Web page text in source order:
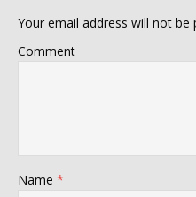
Your email address will not be
Comment
Name *